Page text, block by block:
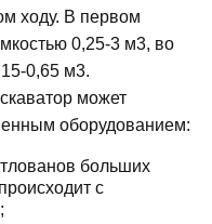
ходу. В первом
0,25-3 м3, во
0,65 м3.
может
оборудованием:
больших
с